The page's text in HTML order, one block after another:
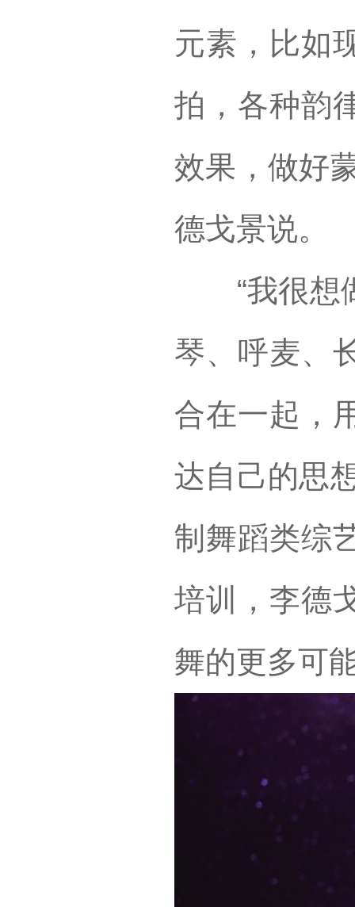
元素，比如
拍，各种韵
效果，做好
德戈景说。
“我很想做
琴、呼麦、
合在一起，
达自己的思
制舞蹈类综
培训，李德
舞的更多可